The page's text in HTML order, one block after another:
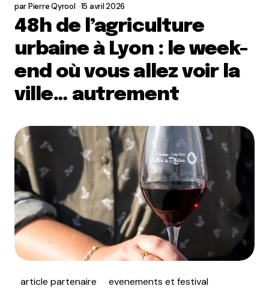
parPierre Qyrool 15 avril 2026
48h de l’agriculture
urbaine à Lyon : le week-
end où vous allez voir la
ville… autrement
article partenaire evenements et festival